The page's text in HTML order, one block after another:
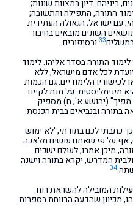
ביניהם: דיון במצוות שונות;
התורה, התפילה והתשובה;
עם ישראל; הגאולה העתידית
השונים מובאים בחיבור
33 ובסיפורים.
התורה בסדר אליהו. לימוד
לכל אדם מישראל, ללא
הלימודיים. גם הכמות
מינימליסטית. על מנת לקיים
מפיך" (יהושע א', ח) מספיק
בתורה ובנביאים בבית הכנסת:
כתבתי לכם בתורתי, 'לא ימוש
אף על פי שאתם עושים מלאכה
מיכן אמרו, לעולם ישכים
המדרש, יקרא בתורה וישנה
34
המובילה להשראת רוח
מכיוון שהדעה הרווחת בספרות